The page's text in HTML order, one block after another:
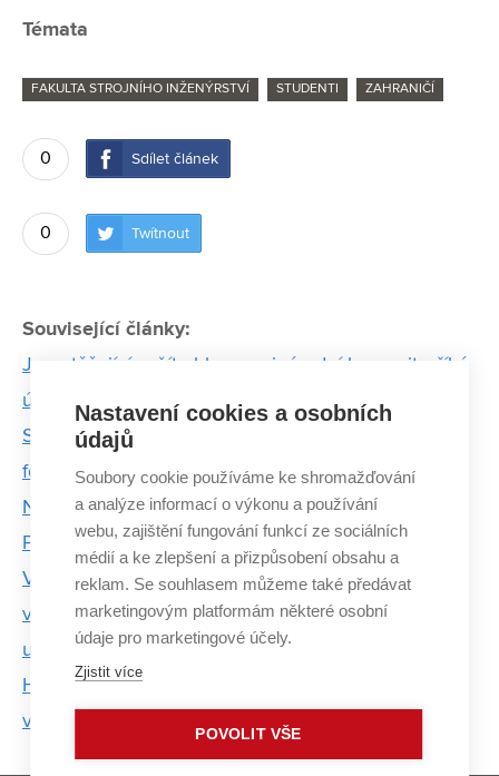
Témata
FAKULTA STROJNÍHO INŽENÝRSTVÍ STUDENTI ZAHRANIČÍ
0 Sdílet článek
0 Twítnout
Související články:
Je potěšující zažít ohlas mezinárodní komunity, říká
účastník Fulbrightova programu
Student FSI dělal porotce na mistrovství světa
formulí v texaském Austinu
Nabídku stáže v CERNu jsem nejprve odmítl, říká
Pavel Hilšer
Věda je hlavně o překonávání překážek, říká mladá
vědkyně. Z Brna míří na prestižní švédskou
univerzitu
Hvězdná obloha je na Paranalu neskutečná,
vzpomíná Jan Foltýn
Nastavení cookies a osobních
údajů
Soubory cookie používáme ke shromažďování
a analýze informací o výkonu a používání
webu, zajištění fungování funkcí ze sociálních
médií a ke zlepšení a přizpůsobení obsahu a
reklam. Se souhlasem můžeme také předávat
marketingovým platformám některé osobní
údaje pro marketingové účely.
Zjistit více
POVOLIT VŠE